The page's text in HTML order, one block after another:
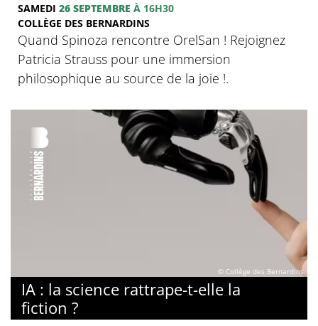
SAMEDI 26 SEPTEMBRE À 16H30
COLLÈGE DES BERNARDINS
Quand Spinoza rencontre OrelSan ! Rejoignez
Patricia Strauss pour une immersion
philosophique au source de la joie !.
© Collège des Bernardins
IA : la science rattrape-t-elle la
fiction ?